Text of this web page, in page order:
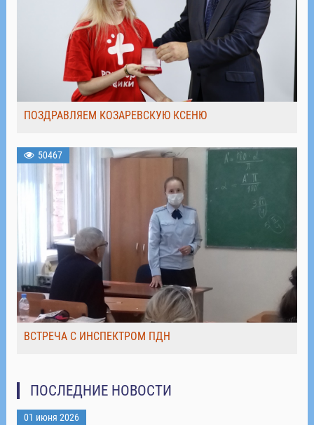
ПОЗДРАВЛЯЕМ КОЗАРЕВСКУЮ КСЕНЮ
50467
ВСТРЕЧА С ИНСПЕКТРОМ ПДН
ПОСЛЕДНИЕ НОВОСТИ
01 июня 2026